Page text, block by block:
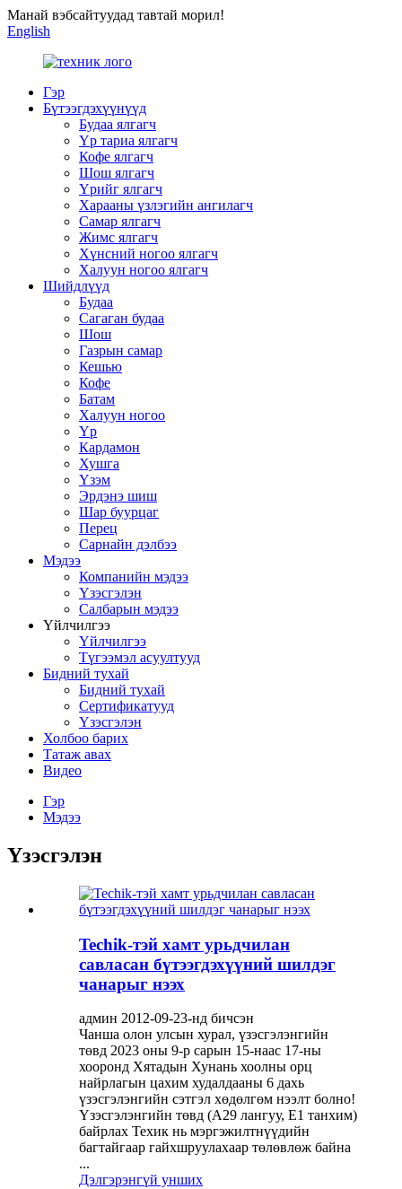
Манай вэбсайтуудад тавтай морил!
English
Гэр
Бүтээгдэхүүнүүд
Будаа ялгагч
Үр тариа ялгагч
Кофе ялгагч
Шош ялгагч
Үрийг ялгагч
Харааны үзлэгийн ангилагч
Самар ялгагч
Жимс ялгагч
Хүнсний ногоо ялгагч
Халуун ногоо ялгагч
Шийдлүүд
Будаа
Сагаган будаа
Шош
Газрын самар
Кешью
Кофе
Батам
Халуун ногоо
Үр
Кардамон
Хушга
Үзэм
Эрдэнэ шиш
Шар буурцаг
Перец
Сарнайн дэлбээ
Мэдээ
Компанийн мэдээ
Үзэсгэлэн
Салбарын мэдээ
Үйлчилгээ
Үйлчилгээ
Түгээмэл асуултууд
Бидний тухай
Бидний тухай
Сертификатууд
Үзэсгэлэн
Холбоо барих
Татаж авах
Видео
Гэр
Мэдээ
Үзэсгэлэн
Techik-тэй хамт урьдчилан
савласан бүтээгдэхүүний шилдэг
чанарыг нээх
админ 2012-09-23-нд бичсэн
Чанша олон улсын хурал, үзэсгэлэнгийн
төвд 2023 оны 9-р сарын 15-наас 17-ны
хооронд Хятадын Хунань хоолны орц
найрлагын цахим худалдааны 6 дахь
үзэсгэлэнгийн сэтгэл хөдөлгөм нээлт болно!
Үзэсгэлэнгийн төвд (А29 лангуу, Е1 танхим)
байрлах Техик нь мэргэжилтнүүдийн
багтайгаар гайхшруулахаар төлөвлөж байна
...
Дэлгэрэнгүй унших